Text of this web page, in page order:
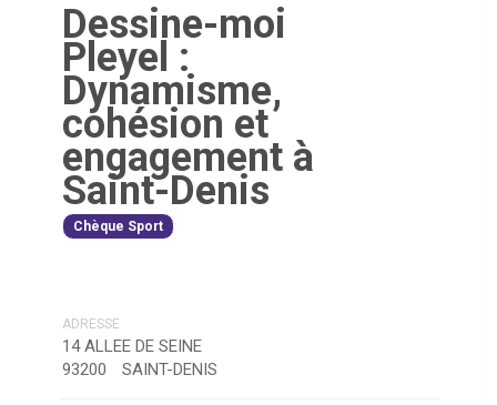
Dessine-moi
Pleyel :
Dynamisme,
cohésion et
engagement à
Saint-Denis
Chèque Sport
ADRESSE
14 ALLEE DE SEINE
93200
SAINT-DENIS